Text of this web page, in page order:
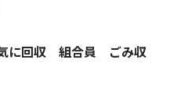
に回収 組合員 ごみ収